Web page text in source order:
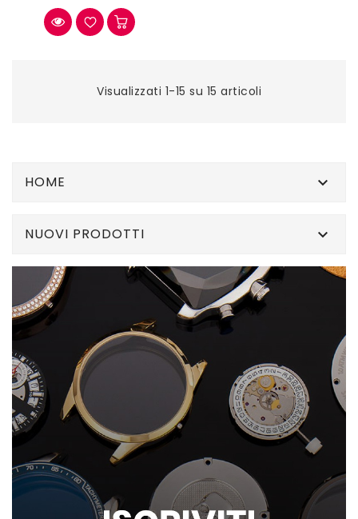
Visualizzati 1-15 su 15 articoli
HOME 
NUOVI PRODOTTI 